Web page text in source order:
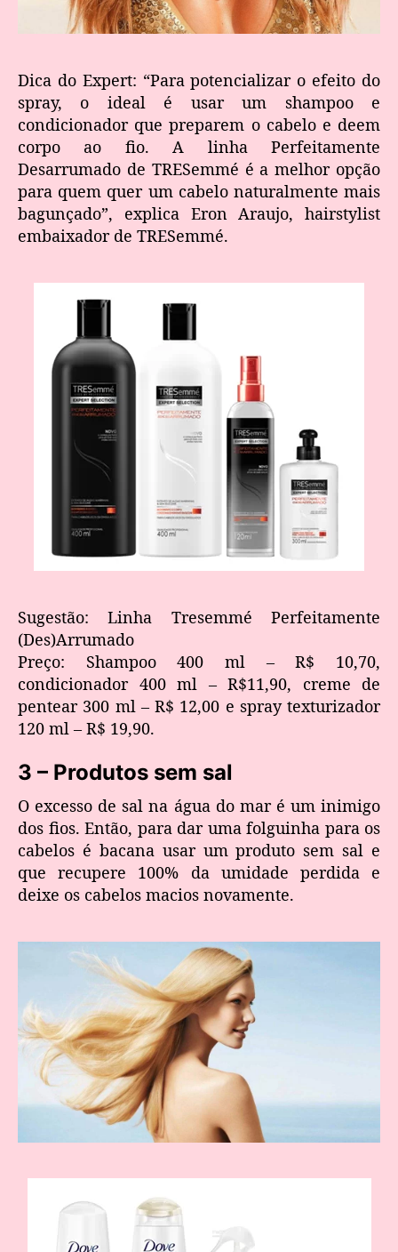
Dica do Expert: “Para potencializar o efeito do
spray, o ideal é usar um shampoo e
condicionador que preparem o cabelo e deem
corpo ao fio. A linha Perfeitamente
Desarrumado de TRESemmé é a melhor opção
para quem quer um cabelo naturalmente mais
bagunçado”, explica Eron Araujo, hairstylist
embaixador de TRESemmé.
Sugestão: Linha Tresemmé Perfeitamente
(Des)Arrumado
Preço: Shampoo 400 ml – R$ 10,70,
condicionador 400 ml – R$11,90, creme de
pentear 300 ml – R$ 12,00 e spray texturizador
120 ml – R$ 19,90.
3 – Produtos sem sal
O excesso de sal na água do mar é um inimigo
dos fios. Então, para dar uma folguinha para os
cabelos é bacana usar um produto sem sal e
que recupere 100% da umidade perdida e
deixe os cabelos macios novamente.